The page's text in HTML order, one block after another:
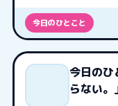
今日のひとこと
今日のひ
らない。